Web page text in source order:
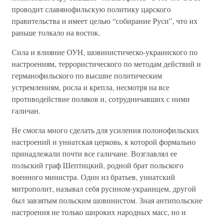
проводит славянофильскую политику царского
правительства и имеет целью “собирание Руси”, что их
раньше толкало на восток.
Сила и влияние ОУН, шовинистическо-украинского по
настроениям, террористического по методам действий и
германофильского по высшие политическим
устремлениям, росла и крепла, несмотря на все
противодействие поляков и, сотрудничавших с ними
галичан.
Не смогла много сделать для усиления полонофильских
настроений и униатская церковь, к которой формально
принадлежали почти все галичане. Возглавлял ее
польский граф Шептицкий, родной брат польского
военного министра. Один из братьев, униатский
митрополит, называл себя русином-украинцем, другой
был завзятым польским шовинистом. Зная антипольские
настроения не только широких народных масс, но и